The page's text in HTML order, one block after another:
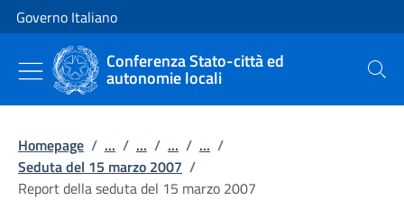
Vai al contenuto
Vai alla navigazione del sito
Governo Italiano
Conferenza Stato-città ed
autonomie locali Cerca
Homepage / ... / ... / ... / ... /
Seduta del 15 marzo 2007 /
Report della seduta del 15 marzo 2007